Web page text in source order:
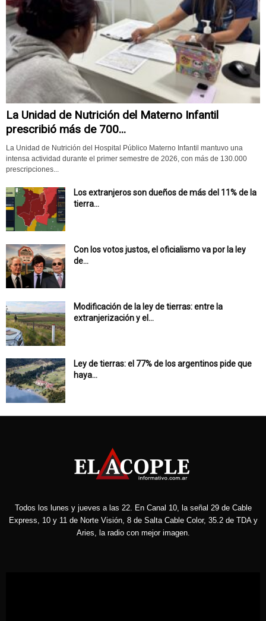
La Unidad de Nutrición del Materno Infantil
prescribió más de 700...
La Unidad de Nutrición del Hospital Público Materno Infantil mantuvo una
intensa actividad durante el primer semestre de 2026, con más de 130.000
prescripciones...
Los extranjeros son dueños de más del 11% de la
tierra...
Con los votos justos, el oficialismo va por la ley
de...
Modificación de la ley de tierras: entre la
extranjerización y el...
Ley de tierras: el 77% de los argentinos pide que
haya...
Todos los lunes y jueves a las 22. En Canal 10, la señal 29 de Cable
Express, 10 y 11 de Norte Visión, 8 de Salta Cable Color, 35.2 de TDA y
Aries, la radio con mejor imagen.